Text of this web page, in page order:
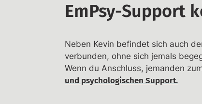
EmPsy-Support
Neben Kevin befindet sich auch
verbunden, ohne sich jemals
Wenn du Anschluss, jemanden
und psychologischen Support.